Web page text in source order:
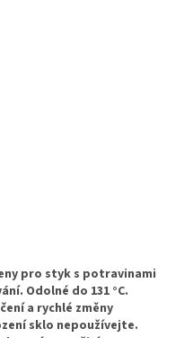
pro styk s potravinami
Odolné do 131 °C.
a rychlé změny
sklo nepoužívejte.